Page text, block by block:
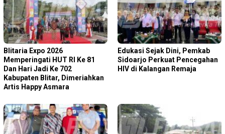
Blitaria Expo 2026
Memperingati HUT RI Ke 81
Dan Hari Jadi Ke 702
Kabupaten Blitar, Dimeriahkan
Artis Happy Asmara
Edukasi Sejak Dini, Pemkab
Sidoarjo Perkuat Pencegahan
HIV di Kalangan Remaja